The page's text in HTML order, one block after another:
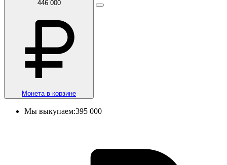
446 000
Монета в корзине
Мы выкупаем:395 000